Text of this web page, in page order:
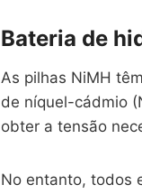
Bateria de
As pilhas NiMH
de níquel-cádmio
obter a tensão
No entanto, todos